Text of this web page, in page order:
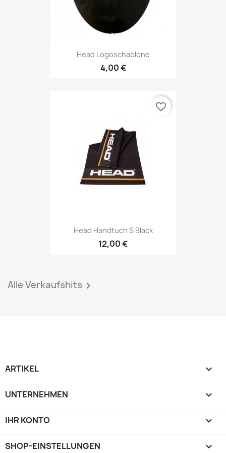
Head Logoschablone
4,00 €
Head Handtuch S Black
12,00 €
favorite_border
Alle Verkaufshits 
ARTIKEL 
UNTERNEHMEN 
IHR KONTO 
SHOP-EINSTELLUNGEN keyboard_arrow_down